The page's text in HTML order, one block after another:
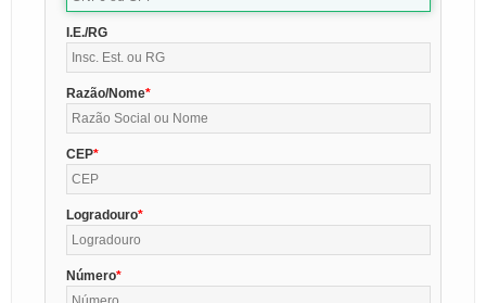
I.E./RG
Razão/Nome
CEP
Logradouro
Número